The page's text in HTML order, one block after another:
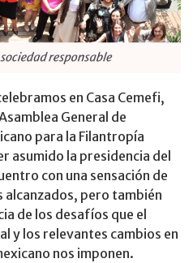
en Casa Cemefi,
General de
para la Filantropía
asumido la presidencia del
con una sensación de
pero también
de los desafíos que el
y los relevantes cambios en
nos imponen.